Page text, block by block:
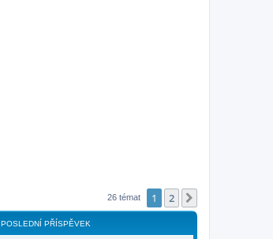
26 témat 1 2
POSLEDNÍ PŘÍSPĚVEK